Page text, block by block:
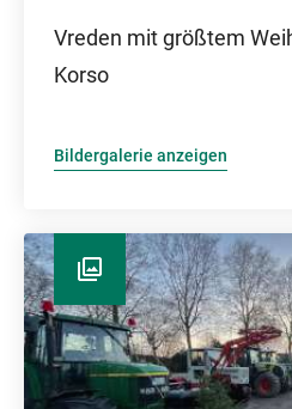
Vreden mit größtem
Korso
Bildergalerie anzeigen